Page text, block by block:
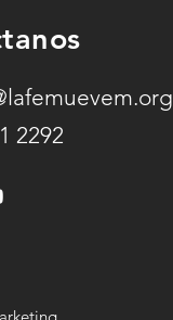
2292